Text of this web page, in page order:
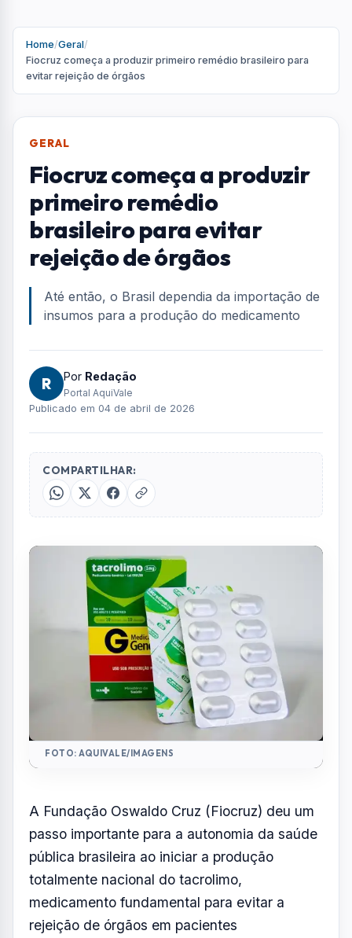
Home/Geral/
Fiocruz começa a produzir primeiro remédio brasileiro para
evitar rejeição de órgãos
GERAL
Fiocruz começa a produzir
primeiro remédio
brasileiro para evitar
rejeição de órgãos
Até então, o Brasil dependia da importação de
insumos para a produção do medicamento
R Por Redação
Portal AquiVale
Publicado em 04 de abril de 2026
COMPARTILHAR:
FOTO: AQUIVALE/IMAGENS
A Fundação Oswaldo Cruz (Fiocruz) deu um
passo importante para a autonomia da saúde
pública brasileira ao iniciar a produção
totalmente nacional do tacrolimo,
medicamento fundamental para evitar a
rejeição de órgãos em pacientes